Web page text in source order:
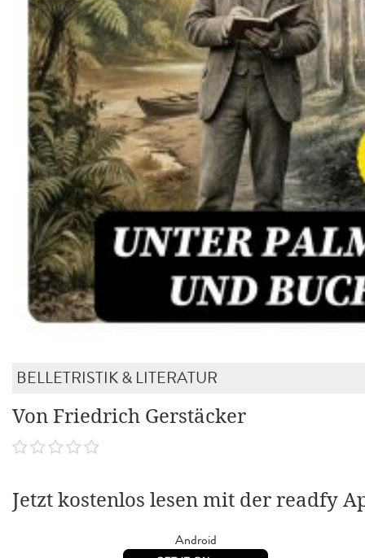
BELLETRISTIK & LITERATUR
Von Friedrich Gerstäcker
Jetzt kostenlos lesen mit der readfy
Android